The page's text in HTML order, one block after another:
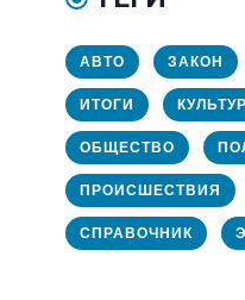
АВТО ЗАКОН
ИТОГИ
ОБЩЕСТВО
ПРОИСШЕСТВИЯ
СПРАВОЧНИК